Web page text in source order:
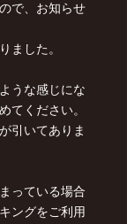
で、お知らせ
ました。
うな感じにな
てください。
引いてありま
っている場合
ングをご利用